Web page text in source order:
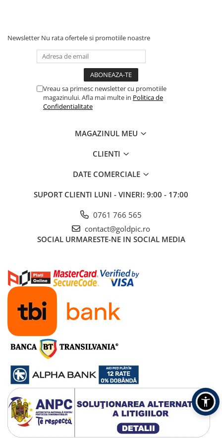
Newsletter Nu rata ofertele si promotiile noastre
Vreau sa primesc newsletter cu promotiile
magazinului. Afla mai multe in Politica de
Confidentialitate
MAGAZINUL MEU
CLIENTI
DATE COMERCIALE
SUPORT CLIENTI LUNI - VINERI: 9:00 - 17:00
0761 766 565
contact@goldpic.ro
SOCIAL URMARESTE-NE IN SOCIAL MEDIA